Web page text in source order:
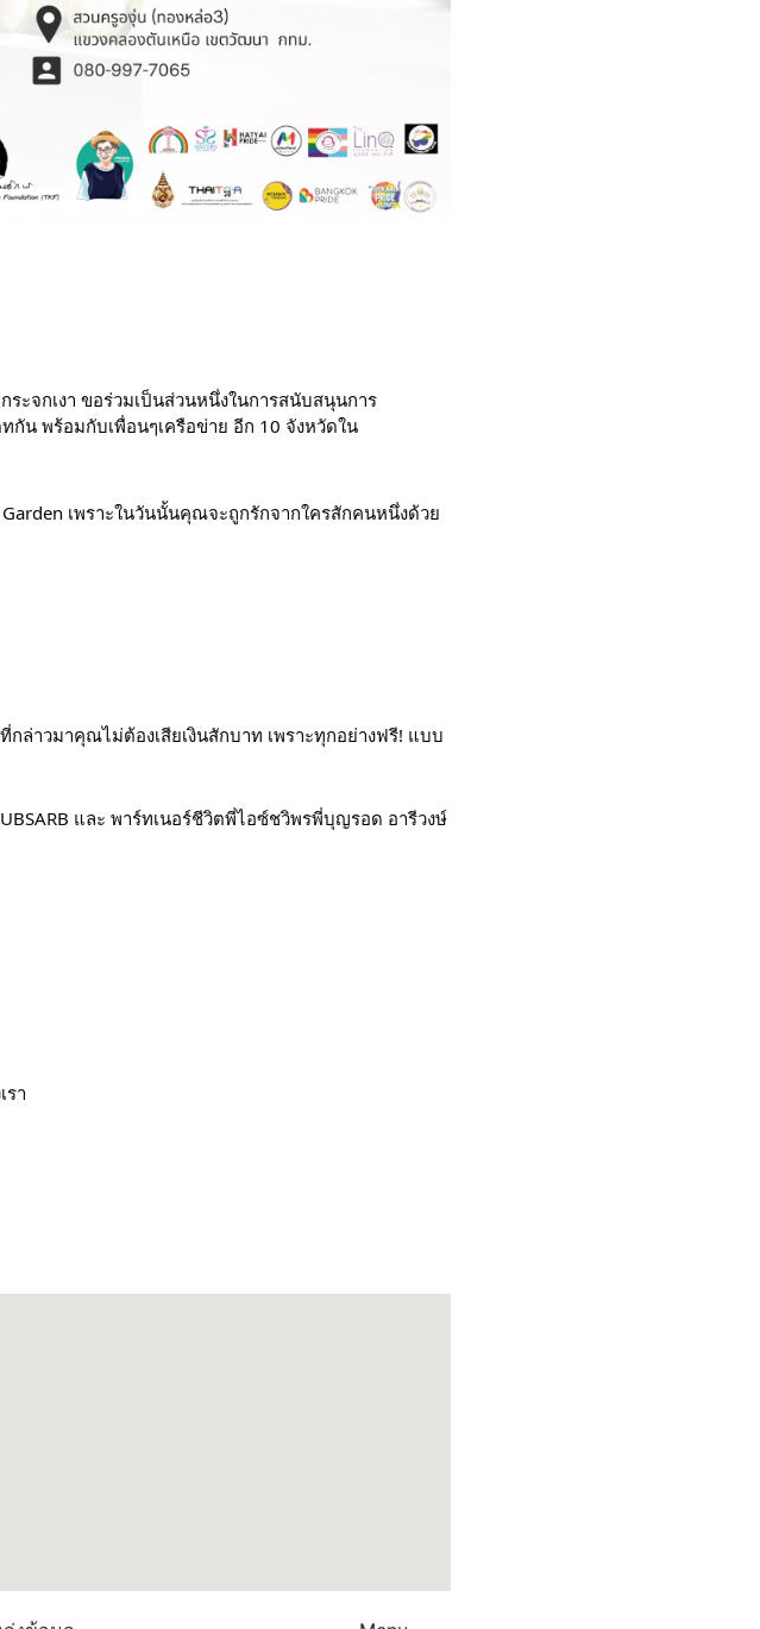
ะจกเงา ขอร่วมเป็นส่วนหนึ่งในการสนับสนุนการ
กัน พร้อมกับเพื่อนๆเครือข่าย อีก 10 จังหวัดใน
เพราะในวันนั้นคุณจะถูกรักจากใครสักคนหนึ่งด้วย
าวมาคุณไม่ต้องเสียเงินสักบาท เพราะทุกอย่างฟรี! แบบ
และ พาร์ทเนอร์ชีวิตพี่ไอซ์ชวิพรพี่บุญรอด อารีวงษ์
รา